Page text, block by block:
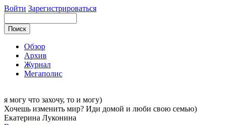
Войти Зарегистрироваться
Обзор
Архив
Журнал
Мегаполис
я могу что захочу, то и могу)
Хочешь изменить мир? Иди домой и люби свою семью)
Екатерина Луконина